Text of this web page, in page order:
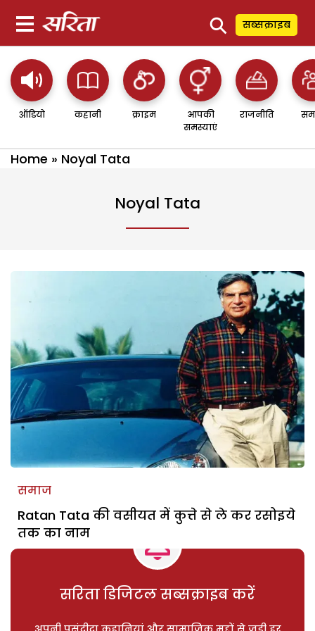
⚲ सब्सक्राइब
ऑडियो कहानी क्राइम
आपकी
समस्याएं
राजनीति
Home » Noyal Tata
Noyal Tata
समाज
Ratan Tata की वसीयत में कुत्ते से ले कर रसोइये
तक का नाम
सरिता डिजिटल सब्सक्राइब करें